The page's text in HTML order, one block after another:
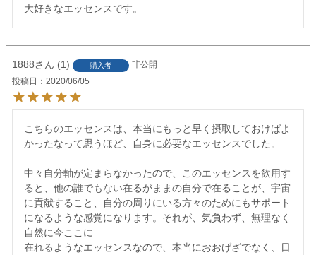
大好きなエッセンスです。
1888 1 購入者
非公開
投稿日
2020/06/05
こちらのエッセンスは、本当にもっと早く摂取しておけばよ
かったなって思うほど、自身に必要なエッセンスでした。
中々自分軸が定まらなかったので、このエッセンスを飲用す
ると、他の誰でもない在るがままの自分で在ることが、宇宙
に貢献すること、自分の周りにいる方々のためにもサポート
になるような感覚になります。それが、気負わず、無理なく
自然に今ここに
在れるようなエッセンスなので、本当におおげざでなく、日